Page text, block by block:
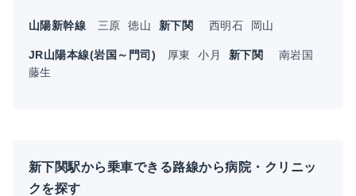
山陽新幹線 三原 徳山 新下関 西明石 岡山
JR山陽本線(岩国～門司) 厚東 小月 新下関
南岩国
藤生
新下関駅から乗車できる路線から病院・クリニッ
クを探す